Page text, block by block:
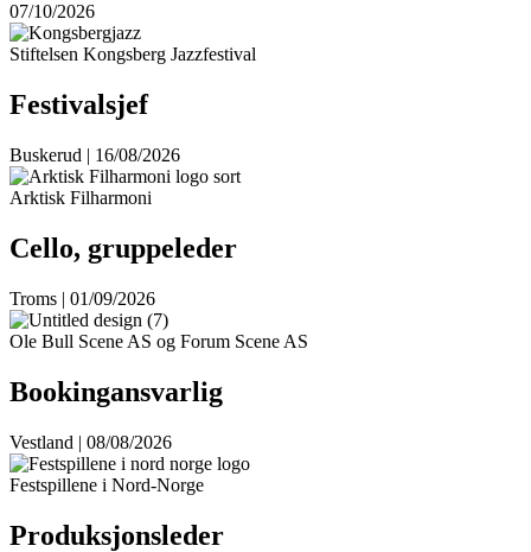
07/10/2026
Stiftelsen Kongsberg Jazzfestival
Festivalsjef
Buskerud | 16/08/2026
Arktisk Filharmoni
Cello, gruppeleder
Troms | 01/09/2026
Ole Bull Scene AS og Forum Scene AS
Bookingansvarlig
Vestland | 08/08/2026
Festspillene i Nord-Norge
Produksjonsleder